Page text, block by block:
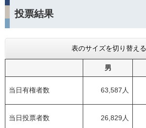
投票結果
表のサイズを切り替える
男
当日有権者数 63,587人
当日投票者数 26,829人